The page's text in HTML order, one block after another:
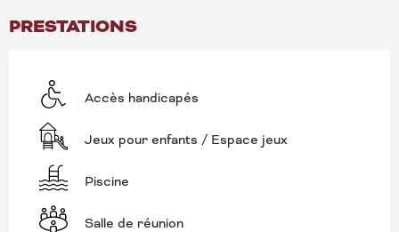
PRESTATIONS
Accès handicapés
Jeux pour enfants / Espace jeux
Piscine
Salle de réunion